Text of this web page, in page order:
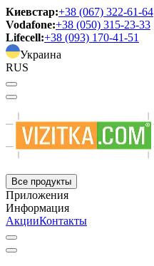
Киевстар:+38 (067) 322-61-64
Vodafone:+38 (050) 315-23-33
Lifecell:+38 (093) 170-41-51
Украина
RUS
Все продукты
Приложения
Информация
АкцииКонтакты